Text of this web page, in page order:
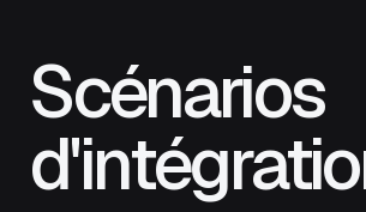
Scénarios